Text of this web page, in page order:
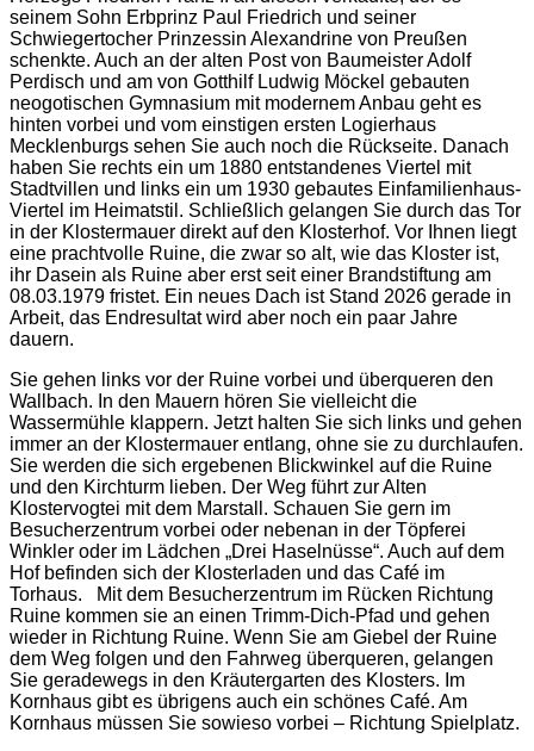
seinem Sohn Erbprinz Paul Friedrich und seiner
Schwiegertocher Prinzessin Alexandrine von Preußen
schenkte. Auch an der alten Post von Baumeister Adolf
Perdisch und am von Gotthilf Ludwig Möckel gebauten
neogotischen Gymnasium mit modernem Anbau geht es
hinten vorbei und vom einstigen ersten Logierhaus
Mecklenburgs sehen Sie auch noch die Rückseite. Danach
haben Sie rechts ein um 1880 entstandenes Viertel mit
Stadtvillen und links ein um 1930 gebautes Einfamilienhaus-
Viertel im Heimatstil. Schließlich gelangen Sie durch das Tor
in der Klostermauer direkt auf den Klosterhof. Vor Ihnen liegt
eine prachtvolle Ruine, die zwar so alt, wie das Kloster ist,
ihr Dasein als Ruine aber erst seit einer Brandstiftung am
08.03.1979 fristet. Ein neues Dach ist Stand 2026 gerade in
Arbeit, das Endresultat wird aber noch ein paar Jahre
dauern.
Sie gehen links vor der Ruine vorbei und überqueren den
Wallbach. In den Mauern hören Sie vielleicht die
Wassermühle klappern. Jetzt halten Sie sich links und gehen
immer an der Klostermauer entlang, ohne sie zu durchlaufen.
Sie werden die sich ergebenen Blickwinkel auf die Ruine
und den Kirchturm lieben. Der Weg führt zur Alten
Klostervogtei mit dem Marstall. Schauen Sie gern im
Besucherzentrum vorbei oder nebenan in der Töpferei
Winkler oder im Lädchen „Drei Haselnüsse“. Auch auf dem
Hof befinden sich der Klosterladen und das Café im
Torhaus. Mit dem Besucherzentrum im Rücken Richtung
Ruine kommen sie an einen Trimm-Dich-Pfad und gehen
wieder in Richtung Ruine. Wenn Sie am Giebel der Ruine
dem Weg folgen und den Fahrweg überqueren, gelangen
Sie geradewegs in den Kräutergarten des Klosters. Im
Kornhaus gibt es übrigens auch ein schönes Café. Am
Kornhaus müssen Sie sowieso vorbei – Richtung Spielplatz.